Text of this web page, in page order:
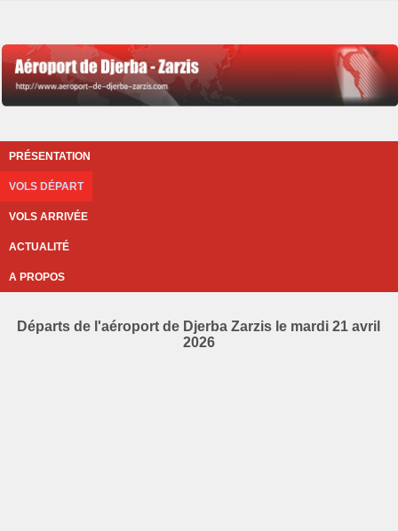
PRÉSENTATION
VOLS DÉPART
VOLS ARRIVÉE
ACTUALITÉ
A PROPOS
Départs de l'aéroport de Djerba Zarzis le mardi 21 avril
2026